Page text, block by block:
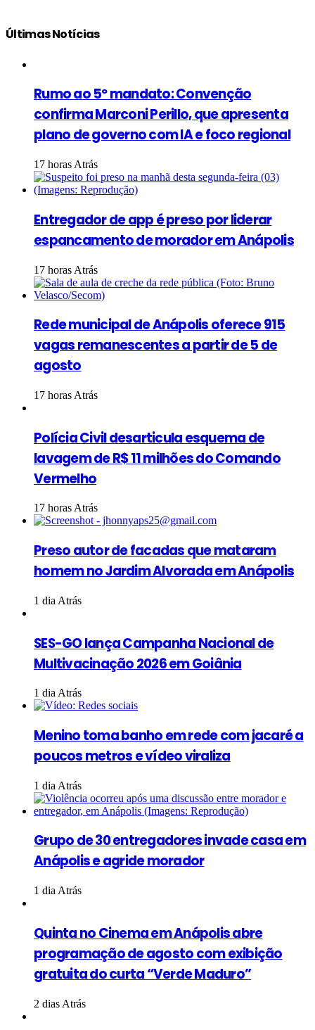
Últimas Notícias
Rumo ao 5º mandato: Convenção
confirma Marconi Perillo, que apresenta
plano de governo com IA e foco regional
17 horas Atrás
Entregador de app é preso por liderar
espancamento de morador em Anápolis
17 horas Atrás
Rede municipal de Anápolis oferece 915
vagas remanescentes a partir de 5 de
agosto
17 horas Atrás
Polícia Civil desarticula esquema de
lavagem de R$ 11 milhões do Comando
Vermelho
17 horas Atrás
Preso autor de facadas que mataram
homem no Jardim Alvorada em Anápolis
1 dia Atrás
SES-GO lança Campanha Nacional de
Multivacinação 2026 em Goiânia
1 dia Atrás
Menino toma banho em rede com jacaré a
poucos metros e vídeo viraliza
1 dia Atrás
Grupo de 30 entregadores invade casa em
Anápolis e agride morador
1 dia Atrás
Quinta no Cinema em Anápolis abre
programação de agosto com exibição
gratuita do curta “Verde Maduro”
2 dias Atrás